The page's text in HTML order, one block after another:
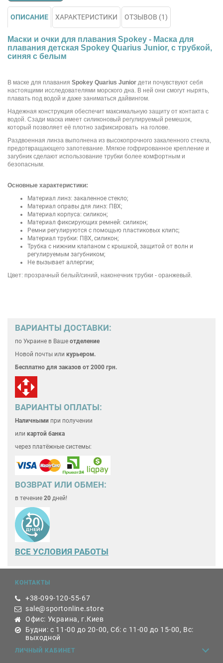
ОПИСАНИЕ ХАРАКТЕРИСТИКИ ОТЗЫВОВ (1)
Маски и очки для плавания Spokey - Маска для
плавания детская Spokey Quarius Junior, с трубкой,
синяя с белым
В маске для плавания Spokey Quarius Junior дети почувствуют себя
настоящими исследователями морского дна. В ней они смогут нырять,
плавать под водой и даже заниматься дайвингом.
Надежная конструкция обеспечит максимальную защиту от контакта с
водой. Сзади маска имеет силиконовый регулируемый ремешок,
который позволяет её плотно зафиксировать на голове.
Раздвоенная линза выполнена из высокопрочного закаленного стекла,
предотвращающего запотевание. Мягкое гофрированное крепление и
загубник сделают использование трубки более комфортным и
безопасным.
Основные характеристики:
Материал линз: закаленное стекло;
Материал оправы для линз: ПВХ;
Материал корпуса: силикон;
Материал фиксирующих ремней: силикон;
Ремни регулируются с помощью пластиковых клипс;
Материал трубки: ПВХ, силикон;
Трубка с нижним клапаном с крышкой, защитой от волн и
регулируемым загубником;
Не вызывает аллергии;
Цвет: прозрачный белый/синий, наконечник трубки - оранжевый.
ВАРИАНТЫ ДОСТАВКИ:
по Украине в Ваше отделение
Новой почты или курьером.
Бесплатно для заказов от 2000 грн.
ВАРИАНТЫ ОПЛАТЫ:
Наличными при получении
или картой банка
через платёжные системы:
ВОЗВРАТ ИЛИ ОБМЕН:
в течение 20 дней!
ВСЕ УСЛОВИЯ РАБОТЫ
КОНТАКТЫ
+38-099-120-55-67
sale@sportonline.store
Офис: Украина, г.Киев
Будни: с 11-00 до 20-00, Сб: с 11-00 до 15-00, Вс:
выходной
ЛИЧНЫЙ КАБИНЕТ